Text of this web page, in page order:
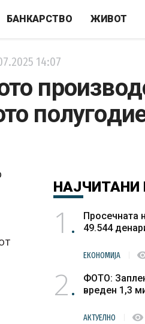
БАНКАРСТВО ЖИВОТ
14:07
НАЈЧИТАНИ
1
Просечната
49.544
ЕКОНОМИЈА
2
ФОТО:
вреден 1,3
АКТУЕЛНО visibility